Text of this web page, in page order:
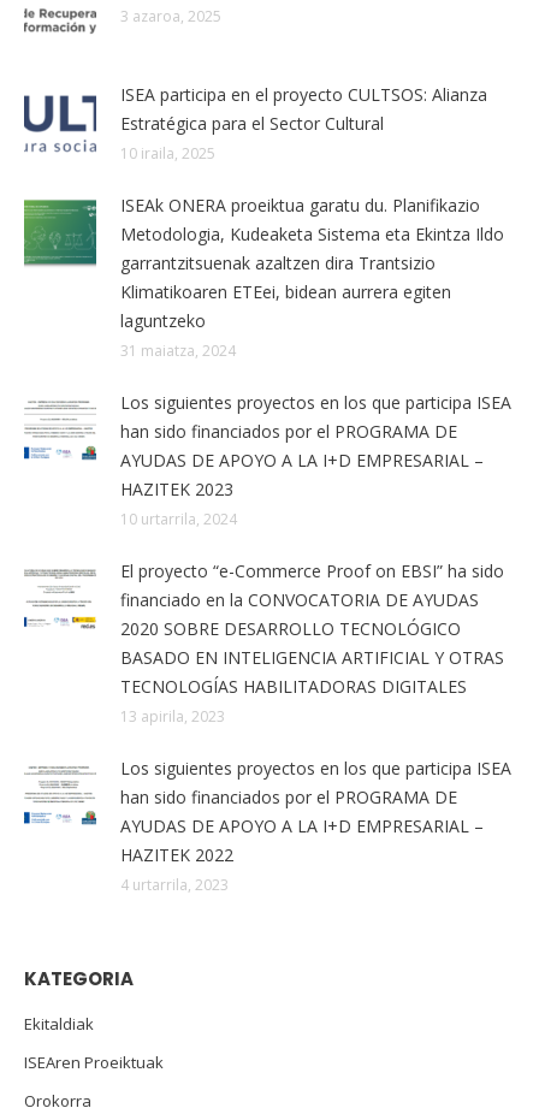
3 azaroa, 2025
ISEA participa en el proyecto CULTSOS: Alianza
Estratégica para el Sector Cultural
10 iraila, 2025
ISEAk ONERA proeiktua garatu du. Planifikazio
Metodologia, Kudeaketa Sistema eta Ekintza Ildo
garrantzitsuenak azaltzen dira Trantsizio
Klimatikoaren ETEei, bidean aurrera egiten
laguntzeko
31 maiatza, 2024
Los siguientes proyectos en los que participa ISEA
han sido financiados por el PROGRAMA DE
AYUDAS DE APOYO A LA I+D EMPRESARIAL –
HAZITEK 2023
10 urtarrila, 2024
El proyecto “e-Commerce Proof on EBSI” ha sido
financiado en la CONVOCATORIA DE AYUDAS
2020 SOBRE DESARROLLO TECNOLÓGICO
BASADO EN INTELIGENCIA ARTIFICIAL Y OTRAS
TECNOLOGÍAS HABILITADORAS DIGITALES
13 apirila, 2023
Los siguientes proyectos en los que participa ISEA
han sido financiados por el PROGRAMA DE
AYUDAS DE APOYO A LA I+D EMPRESARIAL –
HAZITEK 2022
4 urtarrila, 2023
KATEGORIA
Ekitaldiak
ISEAren Proeiktuak
Orokorra